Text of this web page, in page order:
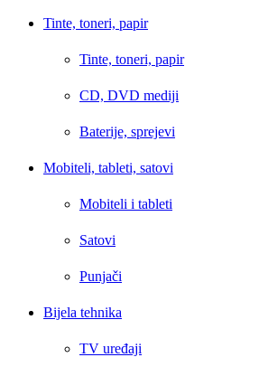
Tinte, toneri, papir
Tinte, toneri, papir
CD, DVD mediji
Baterije, sprejevi
Mobiteli, tableti, satovi
Mobiteli i tableti
Satovi
Punjači
Bijela tehnika
TV uređaji